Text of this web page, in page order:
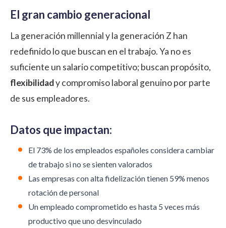
El gran cambio generacional
La generación millennial y la generación Z han
redefinido lo que buscan en el trabajo. Ya no es
suficiente un salario competitivo; buscan propósito,
flexibilidadycompromiso laboral genuino por parte
de sus empleadores.
Datos que impactan:
El 73% de los empleados españoles considera cambiar
de trabajo si no se sienten valorados
Las empresas con alta fidelización tienen 59% menos
rotación de personal
Un empleado comprometido es hasta 5 veces más
productivo que uno desvinculado